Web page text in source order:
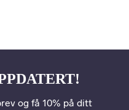
og få 10% på ditt